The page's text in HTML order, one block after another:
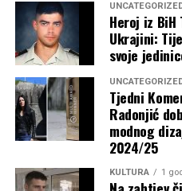
Knešpolju i…
4 kolovoza, 2026
Najnovije objave
Teška nesreća
sudarila se tri
potpunom
Jesmo li toliko nepismeni i
nude svoju verziju
datuma i isticanjem drugih?
Nije slučajno što ove godine
datum kada su Šuičani
kolektivnom sjećanju
Takvima, koji su vam obećali
Heroj iz BiH
Ukrajini:
svoje
Tjedni
Radonjić
modnog
2024/25
KULTURA 1